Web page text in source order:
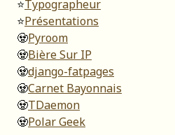
⭐Typographeur
⭐Présentations
🧟Pyroom
🧟Bière Sur IP
🧟django-fatpages
🧟Carnet Bayonnais
🧟TDaemon
🧟Polar Geek